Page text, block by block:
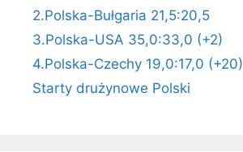
2.Polska-Bułgaria 21,5:20,5
3.Polska-USA 35,0:33,0 (+2)
4.Polska-Czechy 19,0:17,0 (+20)
Starty drużynowe Polski